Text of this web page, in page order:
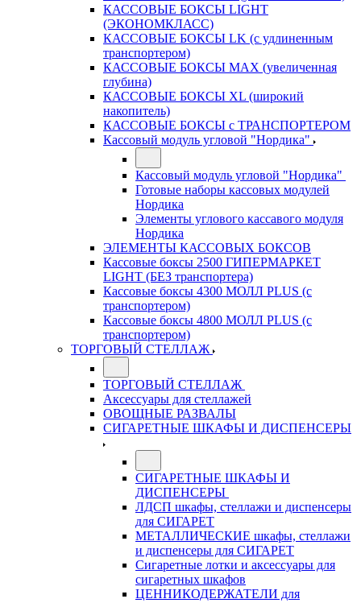
КАССОВЫЕ БОКСЫ LIGHT
(ЭКОНОМКЛАСС)
КАССОВЫЕ БОКСЫ LK (с удлиненным
транспортером)
КАССОВЫЕ БОКСЫ MAX (увеличенная
глубина)
КАССОВЫЕ БОКСЫ XL (широкий
накопитель)
КАССОВЫЕ БОКСЫ с ТРАНСПОРТЕРОМ
Кассовый модуль угловой "Нордика"
Кассовый модуль угловой "Нордика"
Готовые наборы кассовых модулей
Нордика
Элементы углового кассавого модуля
Нордика
ЭЛЕМЕНТЫ КАССОВЫХ БОКСОВ
Кассовые боксы 2500 ГИПЕРМАРКЕТ
LIGHT (БЕЗ транспортера)
Кассовые боксы 4300 МОЛЛ PLUS (с
транспортером)
Кассовые боксы 4800 МОЛЛ PLUS (с
транспортером)
ТОРГОВЫЙ СТЕЛЛАЖ
ТОРГОВЫЙ СТЕЛЛАЖ
Аксессуары для стеллажей
ОВОЩНЫЕ РАЗВАЛЫ
СИГАРЕТНЫЕ ШКАФЫ И ДИСПЕНСЕРЫ
СИГАРЕТНЫЕ ШКАФЫ И
ДИСПЕНСЕРЫ
ЛДСП шкафы, стеллажи и диспенсеры
для СИГАРЕТ
МЕТАЛЛИЧЕСКИЕ шкафы, стеллажи
и диспенсеры для СИГАРЕТ
Сигаретные лотки и аксессуары для
сигаретных шкафов
ЦЕННИКОДЕРЖАТЕЛИ для